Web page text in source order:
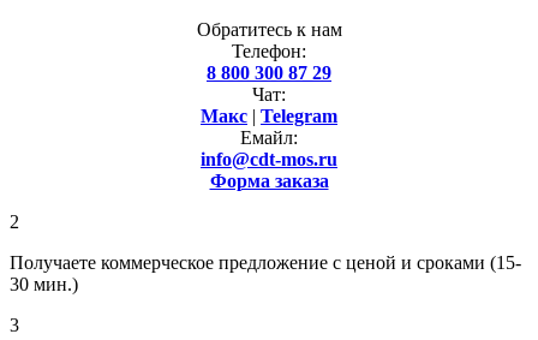
Обратитесь к нам
Телефон:
8 800 300 87 29
Чат:
Макс | Telegram
Емайл:
info@cdt-mos.ru
Форма заказа
2
Получаете коммерческое предложение с ценой и сроками (15-
30 мин.)
3